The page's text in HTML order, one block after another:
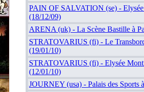
PAIN OF SALVATION (se) -
(18/12/09)
ARENA (uk) - La Scène Bastille à
STRATOVARIUS (fi) - Le
(19/01/10)
STRATOVARIUS (fi) - Elysée
(12/01/10)
JOURNEY (usa) - Palais des Sports